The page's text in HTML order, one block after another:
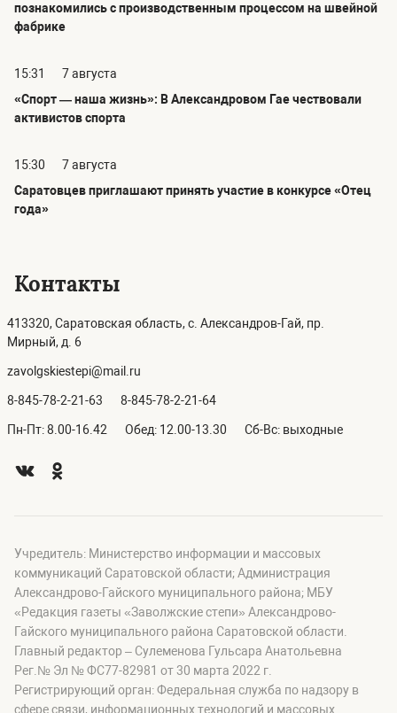
познакомились с производственным процессом на швейной
фабрике
15:31
7 августа
«Спорт — наша жизнь»: В Александровом Гае чествовали
активистов спорта
15:30
7 августа
Саратовцев приглашают принять участие в конкурсе «Отец
года»
Контакты
413320, Саратовская область, с. Александров-Гай, пр.
Мирный, д. 6
zavolgskiestepi@mail.ru
8-845-78-2-21-63 8-845-78-2-21-64
Пн-Пт: 8.00-16.42 Обед: 12.00-13.30 Сб-Вс: выходные
Учредитель: Министерство информации и массовых
коммуникаций Саратовской области; Администрация
Александрово-Гайского муниципального района; МБУ
«Редакция газеты «Заволжские степи» Александрово-
Гайского муниципального района Саратовской области.
Главный редактор – Сулеменова Гульсара Анатольевна
Рег.№ Эл № ФС77-82981 от 30 марта 2022 г.
Регистрирующий орган: Федеральная служба по надзору в
сфере связи, информационных технологий и массовых